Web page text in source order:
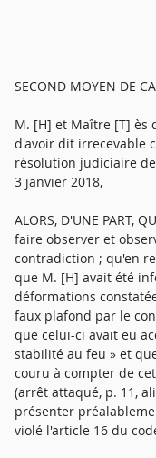
SECOND MOYEN DE
M. [H] et Maître [T] ès
d'avoir dit irrecevable
résolution judiciaire
3 janvier 2018,
ALORS, D'UNE PART,
faire observer et
contradiction ; qu'en
que M. [H] avait été
déformations
faux plafond par le
que celui-ci avait eu
stabilité au feu » et
couru à compter de
(arrêt attaqué, p. 11,
présenter
violé l'article 16 du